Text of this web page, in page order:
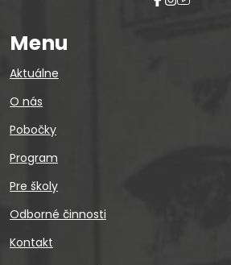
Menu
Aktuálne
O nás
Pobočky
Program
Pre školy
Odborné činnosti
Kontakt